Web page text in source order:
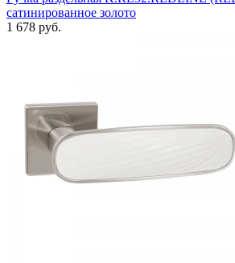
сатинированное золото
1 678 руб.